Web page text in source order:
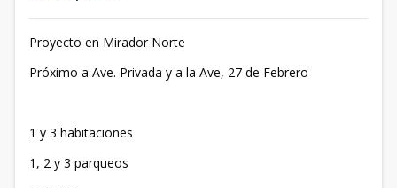
Proyecto en Mirador Norte
Próximo a Ave. Privada y a la Ave, 27 de Febrero
1 y 3 habitaciones
1, 2 y 3 parqueos